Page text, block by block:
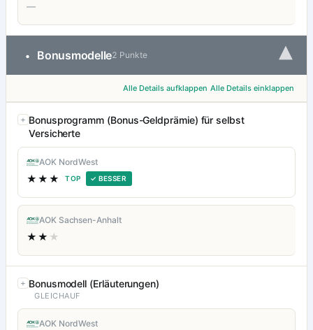
—
• Bonusmodelle2 Punkte ▾
Alle Details aufklappen Alle Details einklappen
Bonusprogramm (Bonus-Geldprämie) für selbst
Versicherte
AOK NordWest
★★★ TOP ✓ BESSER
AOK Sachsen-Anhalt
★★ ★
Bonusmodell (Erläuterungen)
GLEICHAUF
AOK NordWest